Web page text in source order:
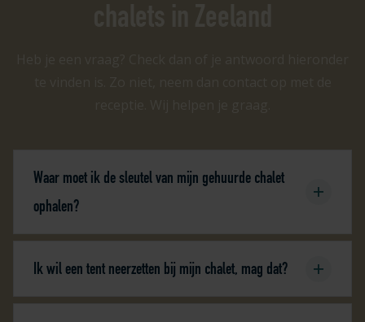
Waar moet ik de sleutel van mijn gehuurde chalet
ophalen?
Ik wil een tent neerzetten bij mijn chalet, mag dat?